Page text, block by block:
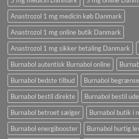
Anastrozol 1 mg medicin køb Danmark
Anastrozol 1 mg online butik Danmark
Anastrozol 1 mg sikker betaling Danmark
Burnabol autentisk Burnabol online
Burnabol bedste tilbud
Burnabol
Burnabol bestil direkte
Burnabol bestil
Burnabol betroet sælger
Burnabol butik i
Burnabol energibooster
Burnabol hurtig